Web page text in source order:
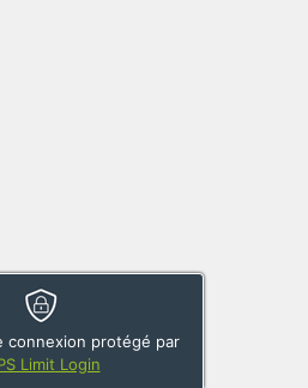
connexion protégé par
Limit Login